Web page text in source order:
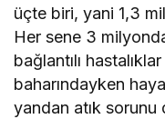
üçte biri, yani 1,3
Her sene 3
bağlantılı
baharındayken
yandan atık